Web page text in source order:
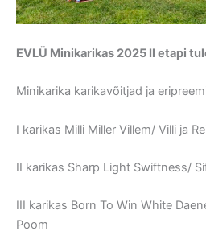
EVLÜ Minikarikas 2025 II etapi
Minikarika karikavõitjad ja
I karikas Milli Miller Villem/ Villi ja
II karikas Sharp Light Swiftness/
III karikas Born To Win White
Poom